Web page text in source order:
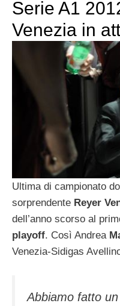
Serie A1
Venezia in
Ultima di campionato
sorprendente Reyer
dell’anno scorso al
playoff. Così Andrea
Venezia-Sidigas
Abbiamo fatto